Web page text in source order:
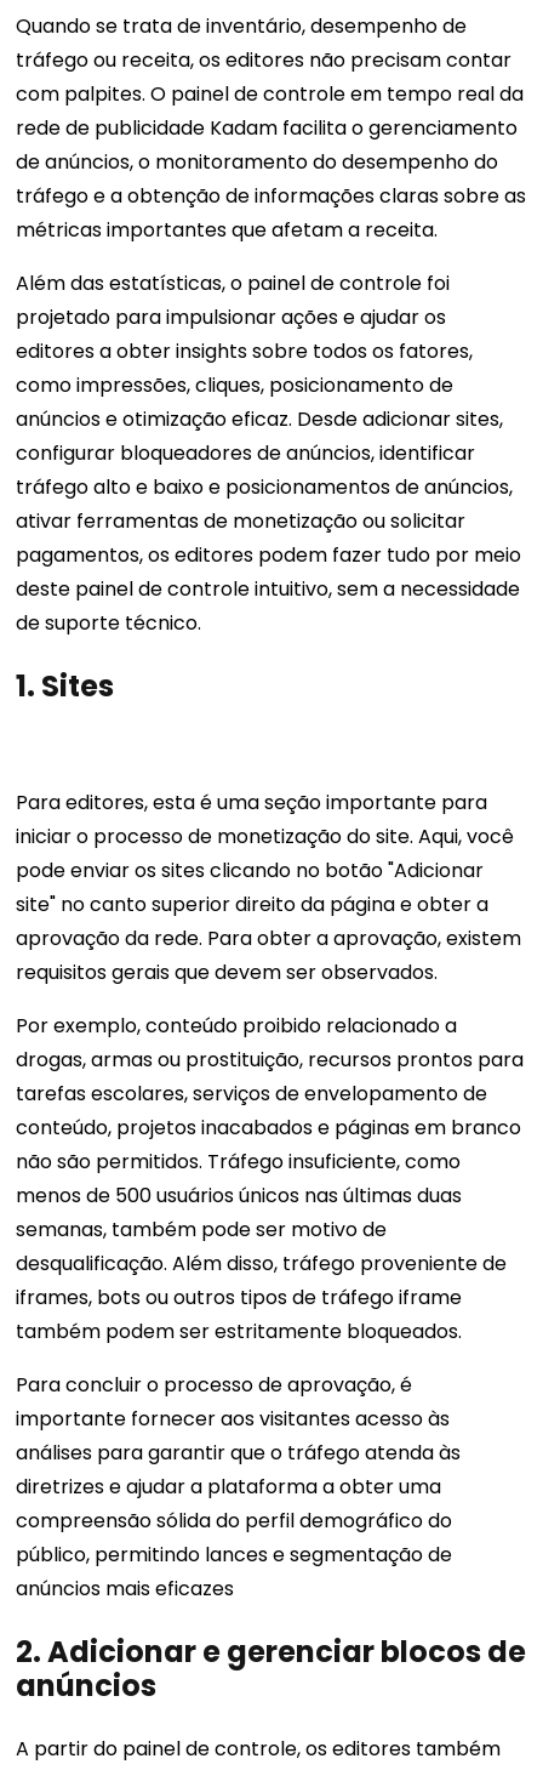
Quando se trata de inventário, desempenho de
tráfego ou receita, os editores não precisam contar
com palpites. O painel de controle em tempo real da
rede de publicidade Kadam facilita o gerenciamento
de anúncios, o monitoramento do desempenho do
tráfego e a obtenção de informações claras sobre as
métricas importantes que afetam a receita.
Além das estatísticas, o painel de controle foi
projetado para impulsionar ações e ajudar os
editores a obter insights sobre todos os fatores,
como impressões, cliques, posicionamento de
anúncios e otimização eficaz. Desde adicionar sites,
configurar bloqueadores de anúncios, identificar
tráfego alto e baixo e posicionamentos de anúncios,
ativar ferramentas de monetização ou solicitar
pagamentos, os editores podem fazer tudo por meio
deste painel de controle intuitivo, sem a necessidade
de suporte técnico.
1. Sites
Para editores, esta é uma seção importante para
iniciar o processo de monetização do site. Aqui, você
pode enviar os sites clicando no botão "Adicionar
site" no canto superior direito da página e obter a
aprovação da rede. Para obter a aprovação, existem
requisitos gerais que devem ser observados.
Por exemplo, conteúdo proibido relacionado a
drogas, armas ou prostituição, recursos prontos para
tarefas escolares, serviços de envelopamento de
conteúdo, projetos inacabados e páginas em branco
não são permitidos. Tráfego insuficiente, como
menos de 500 usuários únicos nas últimas duas
semanas, também pode ser motivo de
desqualificação. Além disso, tráfego proveniente de
iframes, bots ou outros tipos de tráfego iframe
também podem ser estritamente bloqueados.
Para concluir o processo de aprovação, é
importante fornecer aos visitantes acesso às
análises para garantir que o tráfego atenda às
diretrizes e ajudar a plataforma a obter uma
compreensão sólida do perfil demográfico do
público, permitindo lances e segmentação de
anúncios mais eficazes
2.Adicionar e gerenciar blocos de
anúncios
A partir do painel de controle, os editores também